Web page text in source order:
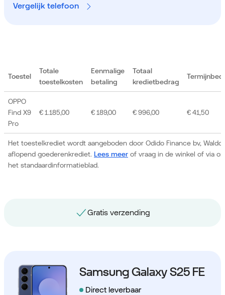
Vergelijk telefoon
Toestel
Totale
toestelkosten
Eenmalige
betaling
Totaal
kredietbedrag
Het toestelkrediet wordt aangeboden door Odido Finance bv,
aflopend goederenkrediet. Lees meer of vraag in de winkel of via
het standaardinformatieblad.
OPPO
Find X9
Pro
€ 1.185,00 € 189,00 € 996,00 € 41,50
Gratis nummerbehoud
Samsung Galaxy S25 FE
Direct leverbaar